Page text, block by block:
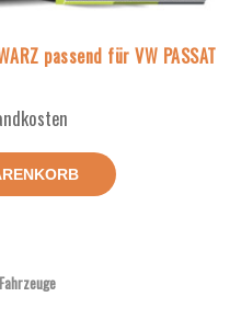
passend für VW PASSAT